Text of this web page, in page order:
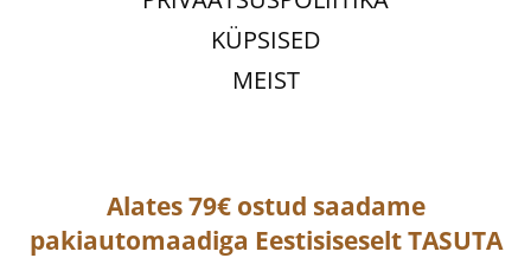
KÜPSISED
MEIST
Alates 79€ ostud saadame
pakiautomaadiga EestisiseseltTASUTA